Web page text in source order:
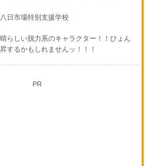
日市場特別支援学校
らしい脱力系のキャラクター！！ひょん
するかもしれませんッ！！！
PR